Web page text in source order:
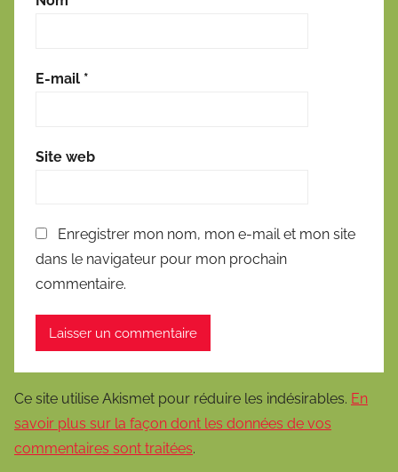
E-mail *
Site web
Enregistrer mon nom, mon e-mail et mon site
dans le navigateur pour mon prochain
commentaire.
Ce site utilise Akismet pour réduire les indésirables. En
savoir plus sur la façon dont les données de vos
commentaires sont traitées.